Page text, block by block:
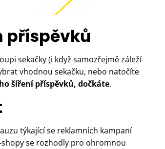
příspěvků
sekačky (i když samozřejmě záleží
vhodnou sekačku, nebo natočíte
šíření příspěvků, dočkáte.
týkající se reklamních kampaní
se rozhodly pro ohromnou